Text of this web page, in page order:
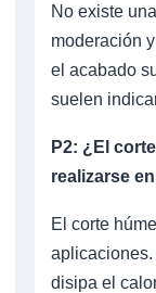
No existe
moderación
el acabado
suelen
P2: ¿El
realizarse
El corte
aplicaciones.
disipa el